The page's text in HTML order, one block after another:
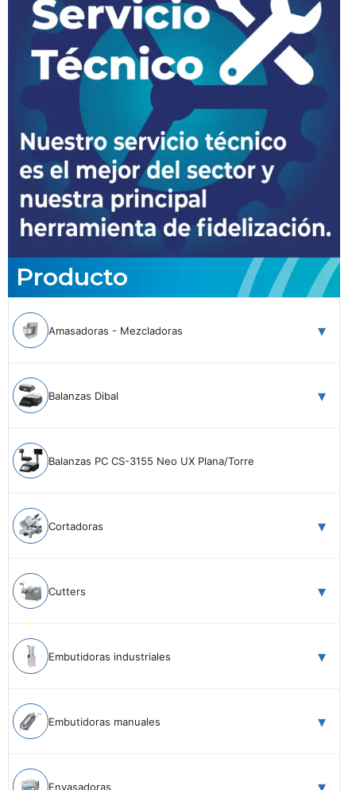
Producto
Amasadoras - Mezcladoras
Balanzas Dibal
Balanzas PC CS-3155 Neo UX Plana/Torre
Cortadoras
Cutters
Embutidoras industriales
Embutidoras manuales
Envasadoras